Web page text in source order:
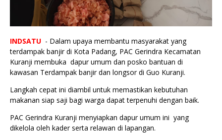
INDSATU - Dalam upaya membantu masyarakat yang
terdampak banjir di Kota Padang, PAC Gerindra Kecamatan
Kuranji membuka dapur umum dan posko bantuan di
kawasan Terdampak banjir dan longsor di Guo Kuranji.
Langkah cepat ini diambil untuk memastikan kebutuhan
makanan siap saji bagi warga dapat terpenuhi dengan baik.
PAC Gerindra Kuranji menyiapkan dapur umum ini yang
dikelola oleh kader serta relawan di lapangan.